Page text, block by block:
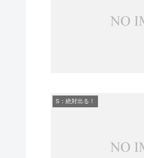
S：絶対出る！